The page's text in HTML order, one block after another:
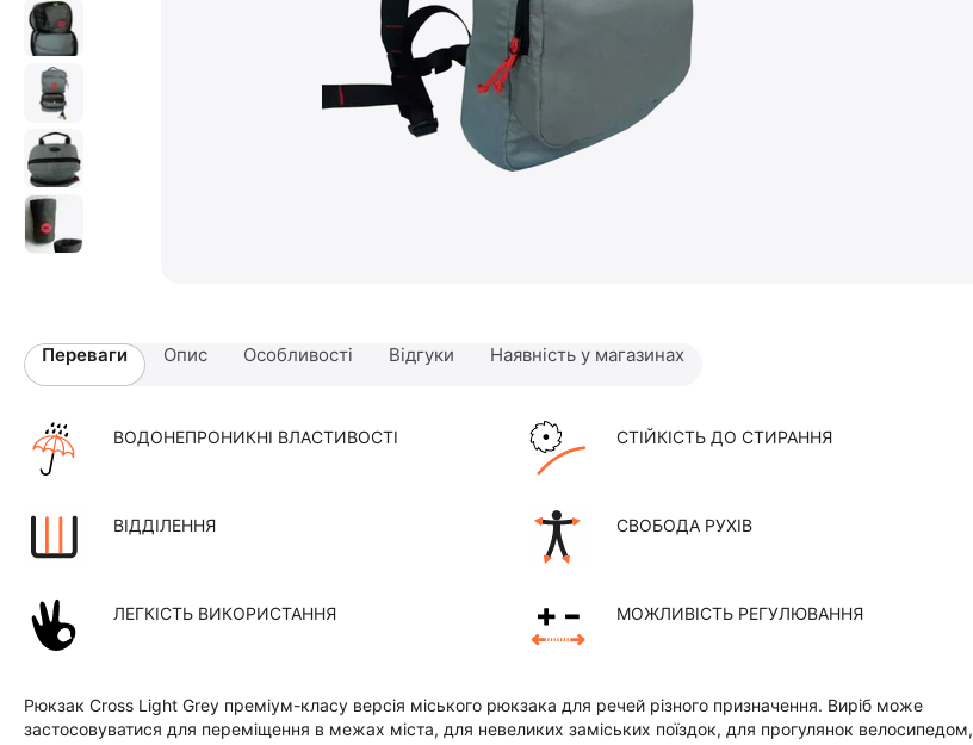
Переваги Опис Особливості Відгуки Наявність у магазинах
ВОДОНЕПРОНИКНІ ВЛАСТИВОСТІ СТІЙКІСТЬ ДО СТИРАННЯ
ВІДДІЛЕННЯ СВОБОДА РУХІВ
ЛЕГКІСТЬ ВИКОРИСТАННЯ МОЖЛИВІСТЬ РЕГУЛЮВАННЯ
Рюкзак Сross Light Grey преміум-класу версія міського рюкзака для речей різного призначення. Виріб може
застосовуватися для переміщення в межах міста, для невеликих заміських поїздок, для прогулянок велосипедом,